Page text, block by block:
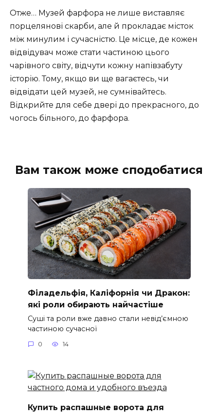
Отже… Музей фарфора не лише виставляє
порцелянові скарби, але й прокладає місток
між минулим і сучасністю. Це місце, де кожен
відвідувач може стати частиною цього
чарівного світу, відчути кожну напівзабуту
історію. Тому, якщо ви ще вагаєтесь, чи
відвідати цей музей, не сумнівайтесь.
Відкрийте для себе двері до прекрасного, до
чогось більного, до фарфора.
Вам також може сподобатися
Філадельфія, Каліфорнія чи Дракон:
які роли обирають найчастіше
Суші та роли вже давно стали невід’ємною
частиною сучасної
0 14
Купить распашные ворота для